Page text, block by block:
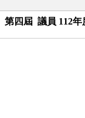
第四屆 議員 112年